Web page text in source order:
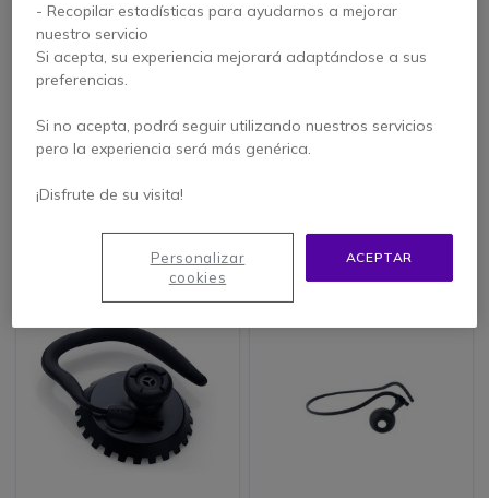
Contorno de nuca
para Jabra PRO
Soporte de diadema
para Jabra Engage
28,95 €
- Recopilar estadísticas para ayudarnos a mejorar
nuestro servicio
Si acepta, su experiencia mejorará adaptándose a sus
preferencias.
Si no acepta, podrá seguir utilizando nuestros servicios
pero la experiencia será más genérica.
¡Disfrute de su visita!
ACEPTAR
Personalizar
cookies